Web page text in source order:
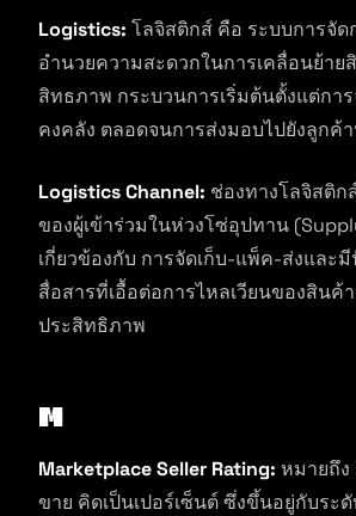
Logistics: โลจิสติกส์ คือ ระบบการจัด
อำนวยความสะดวกในการเคลื่อนย้าย
สิทธภาพ กระบวนการเริ่มต้นตั้งแต่กา
คงคลัง ตลอดจนการส่งมอบไปยังลูกค้
Logistics Channel: ช่องทางโลจิสติก
ของผู้เข้าร่วมในห่วงโซ่อุปทาน
เกี่ยวข้องกับ การจัดเก็บ-แพ็ค-ส่งและ
สื่อสารที่เอื้อต่อการไหลเวียนของสินค้
ประสิทธิภาพ
M
Marketplace Seller Rating: หมายถึง
ขาย คิดเป็นเปอร์เซ็นต์ ซึ่งขึ้นอยู่กับระ